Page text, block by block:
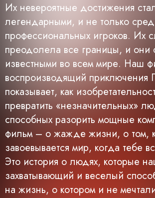
Их невероятные достижения
легендарными, и не только
профессиональных игроков. Их
преодолела все границы, и они
известными во всем мире. Наш
воспроизводящий приключения
показывает, как
превратить «незначительных»
способных разорить мощные
фильм – о жажде жизни, о том,
завоевывается мир, когда тебе
Это история о людях, которые
захватывающий и веселый
на жизнь, о котором и не